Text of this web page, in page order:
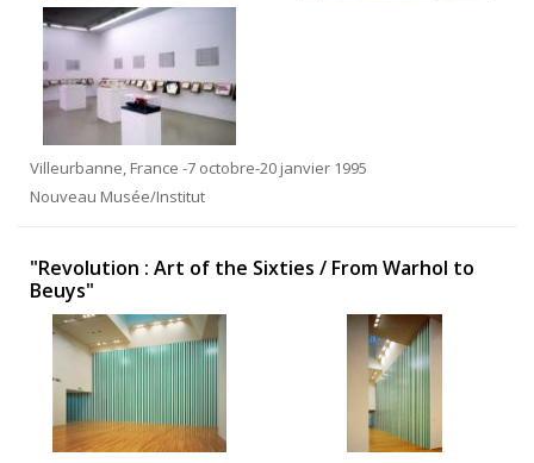
Villeurbanne, France -7 octobre-20 janvier 1995
Nouveau Musée/Institut
"Revolution : Art of the Sixties / From Warhol to
Beuys"